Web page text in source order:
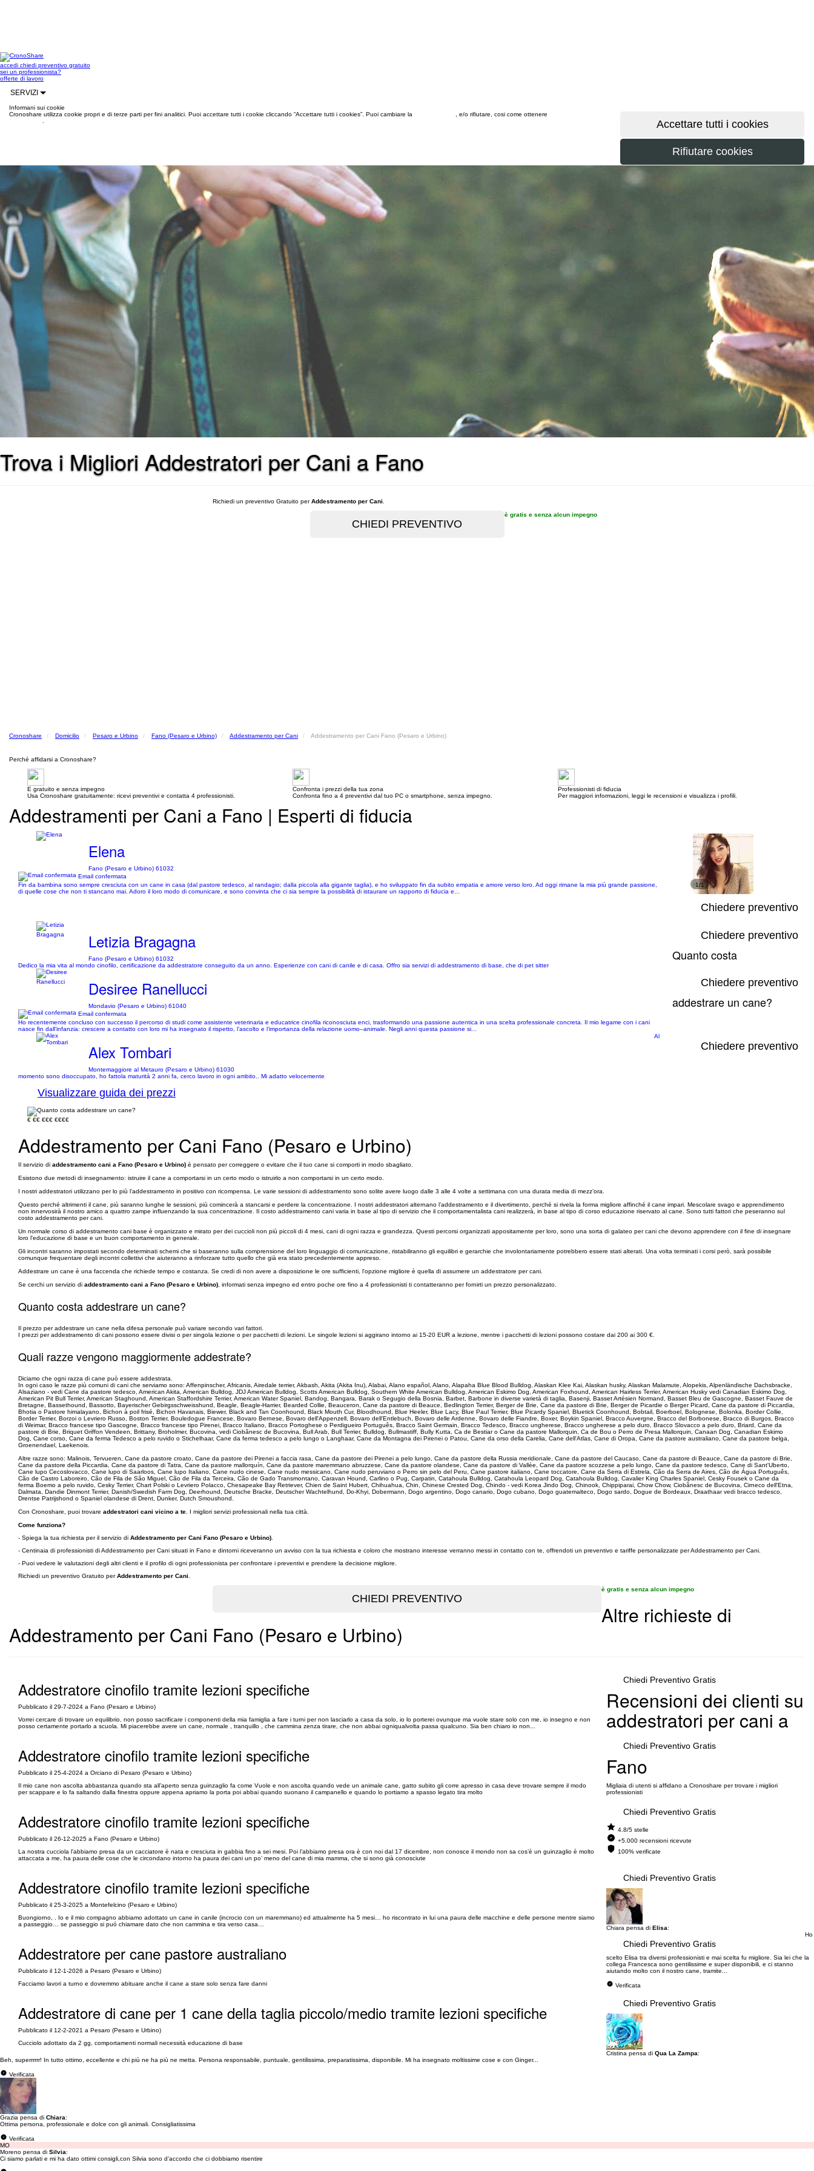
accedi chiedi preventivo gratuito
sei un professionista?
offerte di lavoro
SERVIZI
Informani sui cookie
Cronoshare utilizza cookie propri e di terze parti per fini analitici. Puoi accettare tutti i cookie cliccando “Accettare tutti i cookies”. Puoi cambiare la
, e/o rifiutare, cosi come ottenere
Trova i Migliori Addestratori per Cani a Fano
Richiedi un preventivo Gratuito perAddestramento per Cani
è gratis e senza alcun impegno
Cronoshare Domicilio Pesaro e Urbino Fano (Pesaro e Urbino) Addestramento per Cani Addestramento per Cani Fano (Pesaro e Urbino)
Perché affidarsi a Cronoshare?
E gratuito e senza impegno
Usa Cronoshare gratuitamente: ricevi preventivi e contatta 4 professionisti.
Confronta i prezzi della tua zona
Confronta fino a 4 preventivi dal tuo PC o smartphone, senza impegno.
Professionisti di fiducia
Per maggiori informazioni, leggi le recensioni e visualizza i profili.
Addestramenti per Cani a Fano | Esperti di fiducia
Elena
Fano (Pesaro e Urbino) 61032
Email confermata
Fin da bambina sono sempre cresciuta con un cane in casa (dal pastore tedesco, al randagio; dalla piccola alla gigante taglia), e ho sviluppato fin da subito empatia e amore verso loro. Ad oggi rimane la mia più grande passione,
di quelle cose che non ti stancano mai. Adoro il loro modo di comunicare, e sono convinta che ci sia sempre la possibilità di istaurare un rapporto di fiducia e...
1/1
Chiedere preventivo
Letizia Bragagna
Fano (Pesaro e Urbino) 61032
Dedico la mia vita al mondo cinofilo, certificazione da addestratore conseguito da un anno. Esperienze con cani di canile e di casa. Offro sia servizi di addestramento di base, che di pet sitter
Chiedere preventivo
Desiree Ranellucci
Mondavio (Pesaro e Urbino) 61040
Email confermata
Ho recentemente concluso con successo il percorso di studi come assistente veterinaria e educatrice cinofila riconosciuta enci, trasformando una passione autentica in una scelta professionale concreta. Il mio legame con i cani
nasce fin dall’infanzia: crescere a contatto con loro mi ha insegnato il rispetto, l’ascolto e l’importanza della relazione uomo–animale. Negli anni questa passione si...
Chiedere preventivo
Alex Tombari
Montemaggiore al Metauro (Pesaro e Urbino) 61030
Al
momento sono disoccupato, ho fattola maturità 2 anni fa, cerco lavoro in ogni ambito.. Mi adatto velocemente
Chiedere preventivo
Quanto costa
addestrare un cane?
Visualizzare guida dei prezzi
€ €€ €€€ €€€€
Addestramento per Cani Fano (Pesaro e Urbino)
Il servizio di addestramento cani a Fano (Pesaro e Urbino) è pensato per correggere o evitare che il tuo cane si comporti in modo sbagliato.
Esistono due metodi di insegnamento: istruire il cane a comportarsi in un certo modo o istruirlo a non comportarsi in un certo modo.
I nostri addestratori utilizzano per lo più l’addestramento in positivo con ricompensa. Le varie sessioni di addestramento sono solite avere luogo dalle 3 alle 4 volte a settimana con una durata media di mezz’ora.
Questo perché altrimenti il cane, più saranno lunghe le sessioni, più comincerà a stancarsi e perdere la concentrazione. I nostri addestratori alternano l’addestramento e il divertimento, perché si rivela la forma migliore affinché il cane impari. Mescolare svago e apprendimento
non innervosirà il nostro amico a quattro zampe influenzando la sua concentrazione. Il costo addestramento cani varia in base al tipo di servizio che il comportamentalista cani realizzerà, in base al tipo di corso educazione riservato al cane. Sono tutti fattori che peseranno sul
costo addestramento per cani.
Un normale corso di addestramento cani base è organizzato e mirato per dei cuccioli non più piccoli di 4 mesi, cani di ogni razza e grandezza. Questi percorsi organizzati appositamente per loro, sono una sorta di galateo per cani che devono apprendere con il fine di insegnare
loro l'educazione di base e un buon comportamento in generale.
Gli incontri saranno impostati secondo determinati schemi che si baseranno sulla comprensione del loro linguaggio di comunicazione, ristabiliranno gli equilibri e gerarchie che involontariamente potrebbero essere stati alterati. Una volta terminati i corsi però, sarà possibile
comunque frequentare degli incontri collettivi che aiuteranno a rinforzare tutto quello che già era stato precedentemente appreso.
Addestrare un cane è una faccenda che richiede tempo e costanza. Se credi di non avere a disposizione le ore sufficienti, l'opzione migliore è quella di assumere un addestratore per cani.
Se cerchi un servizio di addestramento cani a Fano (Pesaro e Urbino) , informati senza impegno ed entro poche ore fino a 4 professionisti ti contatteranno per fornirti un prezzo personalizzato.
Quanto costa addestrare un cane?
Il prezzo per addestrare un cane nella difesa personale può variare secondo vari fattori.
I prezzi per addestramento di cani possono essere divisi o per singola lezione o per pacchetti di lezioni. Le singole lezioni si aggirano intorno ai 15-20 EUR a lezione, mentre i pacchetti di lezioni possono costare dai 200 ai 300 €.
Quali razze vengono maggiormente addestrate?
Diciamo che ogni razza di cane può essere addestrata.
In ogni caso le razze più comuni di cani che serviamo sono: Affenpinscher, Africanis, Airedale terrier, Akbash, Akita (Akita Inu), Alabai, Alano español, Alano, Alapaha Blue Blood Bulldog, Alaskan Klee Kai, Alaskan husky, Alaskan Malamute, Alopekis, Alpenländische Dachsbracke,
Alsaziano - vedi Cane da pastore tedesco, American Akita, American Bulldog, JDJ American Bulldog, Scotts American Bulldog, Southern White American Bulldog, American Eskimo Dog, American Foxhound, American Hairless Terrier, American Husky vedi Canadian Eskimo Dog,
American Pit Bull Terrier, American Staghound, American Staffordshire Terrier, American Water Spaniel, Bandog, Bangara, Barak o Segugio della Bosnia, Barbet, Barbone in diverse varietà di taglia, Basenji, Basset Artésien Normand, Basset Bleu de Gascogne, Basset Fauve de
Bretagne, Bassethound, Bassotto, Bayerischer Gebirgsschweisshund, Beagle, Beagle-Harrier, Bearded Collie, Beauceron, Cane da pastore di Beauce, Bedlington Terrier, Berger de Brie, Cane da pastore di Brie, Berger de Picardie o Berger Picard, Cane da pastore di Piccardia,
Bhotia o Pastore himalayano, Bichon à poil frisé, Bichon Havanais, Biewer, Black and Tan Coonhound, Black Mouth Cur, Bloodhound, Blue Heeler, Blue Lacy, Blue Paul Terrier, Blue Picardy Spaniel, Bluetick Coonhound, Bobtail, Boerboel, Bolognese, Bolonka, Border Collie,
Border Terrier, Borzoi o Levriero Russo, Boston Terrier, Bouledogue Francese, Bovaro Bernese, Bovaro dell'Appenzell, Bovaro dell'Entlebuch, Bovaro delle Ardenne, Bovaro delle Fiandre, Boxer, Boykin Spaniel, Bracco Auvergne, Bracco del Borbonese, Bracco di Burgos, Bracco
di Weimar, Bracco francese tipo Gascogne, Bracco francese tipo Pirenei, Bracco Italiano, Bracco Portoghese o Perdigueiro Português, Bracco Saint Germain, Bracco Tedesco, Bracco ungherese, Bracco ungherese a pelo duro, Bracco Slovacco a pelo duro, Briard, Cane da
pastore di Brie, Briquet Griffon Vendeen, Brittany, Broholmer, Bucovina, vedi Ciobãnesc de Bucovina, Bull Arab, Bull Terrier, Bulldog, Bullmastiff, Bully Kutta, Ca de Bestiar o Cane da pastore Mallorquin, Ca de Bou o Perro de Presa Mallorquin, Canaan Dog, Canadian Eskimo
Dog, Cane corso, Cane da ferma Tedesco a pelo ruvido o Stichelhaar, Cane da ferma tedesco a pelo lungo o Langhaar, Cane da Montagna dei Pirenei o Patou, Cane da orso della Carelia, Cane dell'Atlas, Cane di Oropa, Cane da pastore australiano, Cane da pastore belga,
Groenendael, Laekenois.
Altre razze sono: Malinois, Tervueren, Cane da pastore croato, Cane da pastore dei Pirenei a faccia rasa, Cane da pastore dei Pirenei a pelo lungo, Cane da pastore della Russia meridionale, Cane da pastore del Caucaso, Cane da pastore di Beauce, Cane da pastore di Brie,
Cane da pastore della Piccardia, Cane da pastore di Tatra, Cane da pastore mallorquín, Cane da pastore maremmano abruzzese, Cane da pastore olandese, Cane da pastore di Vallée, Cane da pastore scozzese a pelo lungo, Cane da pastore tedesco, Cane di Sant'Uberto,
Cane lupo Cecoslovacco, Cane lupo di Saarloos, Cane lupo Italiano, Cane nudo cinese, Cane nudo messicano, Cane nudo peruviano o Perro sin pelo del Peru, Cane pastore italiano, Cane toccatore, Cane da Serra di Estrela, Cão da Serra de Aires, Cão de Água Português,
Cão de Castro Laboreiro, Cão de Fila de São Miguel, Cão de Fila da Terceira, Cão de Gado Transmontano, Caravan Hound, Carlino o Pug, Carpatin, Catahoula Bulldog, Catahoula Leopard Dog, Catahoula Bulldog, Cavalier King Charles Spaniel, Cesky Fousek o Cane da
ferma Boemo a pelo ruvido, Cesky Terrier, Chart Polski o Levriero Polacco, Chesapeake Bay Retriever, Chien de Saint Hubert, Chihuahua, Chin, Chinese Crested Dog, Chindo - vedi Korea Jindo Dog, Chinook, Chippiparai, Chow Chow, Ciobãnesc de Bucovina, Cirneco dell'Etna,
Dalmata, Dandie Dinmont Terrier, Danish/Swedish Farm Dog, Deerhound, Deutsche Bracke, Deutscher Wachtelhund, Do-Khyi, Dobermann, Dogo argentino, Dogo canario, Dogo cubano, Dogo guatemalteco, Dogo sardo, Dogue de Bordeaux, Draathaar vedi bracco tedesco,
Drentse Patrijshond o Spaniel olandese di Drent, Dunker, Dutch Smoushond.
Con Cronoshare, puoi trovare addestratori cani vicino a te . I migliori servizi professionali nella tua città.
Come funziona?
- Spiega la tua richiesta per il servizio di Addestramento per Cani Fano (Pesaro e Urbino)
- Centinaia di professionisti di Addestramento per Cani situati in Fano e dintorni riceveranno un avviso con la tua richiesta e coloro che mostrano interesse verranno messi in contatto con te, offrendoti un preventivo e tariffe personalizzate per Addestramento per Cani.
- Puoi vedere le valutazioni degli altri clienti e il profilo di ogni professionista per confrontare i preventivi e prendere la decisione migliore.
Richiedi un preventivo Gratuito perAddestramento per Cani
è gratis e senza alcun impegno
Altre richieste di
Addestramento per Cani Fano (Pesaro e Urbino)
Addestratore cinofilo tramite lezioni specifiche
Pubblicato il 29-7-2024 a Fano (Pesaro e Urbino)
Vorrei cercare di trovare un equilibrio, non posso sacrificare i componenti della mia famiglia a fare i turni per non lasciarlo a casa da solo, io lo porterei ovunque ma vuole stare solo con me, io insegno e non
posso certamente portarlo a scuola. Mi piacerebbe avere un cane, normale , tranquillo , che cammina zenza tirare, che non abbai ogniqualvolta passa qualcuno. Sia ben chiaro io non...
Chiedi Preventivo Gratis
Addestratore cinofilo tramite lezioni specifiche
Pubblicato il 25-4-2024 a Orciano di Pesaro (Pesaro e Urbino)
Il mio cane non ascolta abbastanza quando sta all’aperto senza guinzaglio fa come Vuole e non ascolta quando vede un animale cane, gatto subito gli corre apresso in casa deve trovare sempre il modo
per scappare e lo fa saltando dalla finestra oppure appena apriamo la porta poi abbai quando suonano il campanello e quando lo portiamo a spasso legato tira molto
Chiedi Preventivo Gratis
Addestratore cinofilo tramite lezioni specifiche
Pubblicato il 26-12-2025 a Fano (Pesaro e Urbino)
La nostra cucciola l’abbiamo presa da un cacciatore è nata e cresciuta in gabbia fino a sei mesi. Poi l’abbiamo presa ora è con noi dal 17 dicembre, non conosce il mondo non sa cos’è un guinzaglio è molto
attaccata a me, ha paura delle cose che le circondano intorno ha paura dei cani un po’ meno del cane di mia mamma, che si sono già conosciute
Chiedi Preventivo Gratis
Addestratore cinofilo tramite lezioni specifiche
Pubblicato il 25-3-2025 a Montefelcino (Pesaro e Urbino)
Buongiorno, . Io e il mio compagno abbiamo adottato un cane in canile (incrocio con un maremmano) ed attualmente ha 5 mesi… ho riscontrato in lui una paura delle macchine e delle persone mentre siamo
a passeggio… se passeggio si puó chiamare dato che non cammina e tira verso casa…
Chiedi Preventivo Gratis
Addestratore per cane pastore australiano
Pubblicato il 12-1-2026 a Pesaro (Pesaro e Urbino)
Facciamo lavori a turno e dovremmo abituare anche il cane a stare solo senza fare danni
Chiedi Preventivo Gratis
Addestratore di cane per 1 cane della taglia piccolo/medio tramite lezioni specifiche
Pubblicato il 12-2-2021 a Pesaro (Pesaro e Urbino)
Cucciolo adottato da 2 gg, comportamenti normali necessità educazione di base
Chiedi Preventivo Gratis
Recensioni dei clienti su
addestratori per cani a
Fano
Migliaia di utenti si affidano a Cronoshare per trovare i migliori
professionisti
4.8/5 stelle
+5.000 recensioni ricevute
100% verificate
Chiara pensa di Elisa:
Ho
scelto Elisa tra diversi professionisti e mai scelta fu migliore. Sia lei che la
collega Francesca sono gentilissime e super disponibili, e ci stanno
aiutando molto con il nostro cane, tramite...
Verificata
Cristina pensa di Qua La Zampa:
Beh, superrrrrr! In tutto ottimo, eccellente e chi più ne ha più ne metta. Persona responsabile, puntuale, gentilissima, preparatissima, disponibile. Mi ha insegnato moltissime cose e con Ginger...
Verificata
Grazia pensa di Chiara:
Ottima persona, professionale e dolce con gli animali. Consigliatissima
Verificata
MO
Moreno pensa di Silvia:
Ci siamo parlati e mi ha dato ottimi consigli,con Silvia sono d’accordo che ci dobbiamo risentire